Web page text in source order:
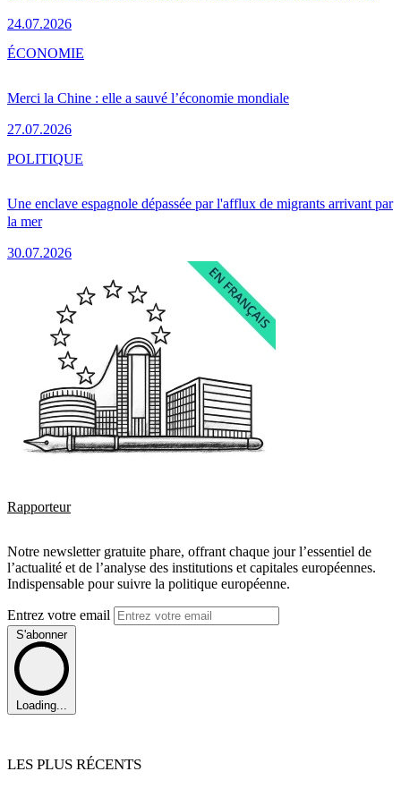
24.07.2026
Merci la Chine : elle a sauvé l’économie mondiale
27.07.2026
ÉCONOMIE
Une enclave espagnole dépassée par l'afflux de migrants arrivant par
la mer
30.07.2026
POLITIQUE
Rapporteur
Notre newsletter gratuite phare, offrant chaque jour l’essentiel de
l’actualité et de l’analyse des institutions et capitales européennes.
Indispensable pour suivre la politique européenne.
Entrez votre email
S'abonner
Loading...
LES PLUS RÉCENTS